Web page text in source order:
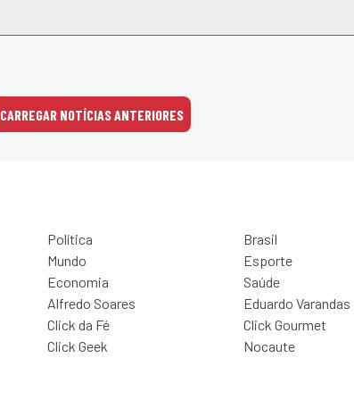
CARREGAR NOTÍCIAS ANTERIORES
Política
Brasil
Mundo
Esporte
Economia
Saúde
Alfredo Soares
Eduardo Varandas
Click da Fé
Click Gourmet
Click Geek Nocaute